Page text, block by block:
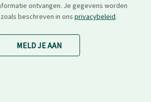
ontvangen. Je gegevens worden
beschreven in ons privacybeleid.
MELD JE AAN